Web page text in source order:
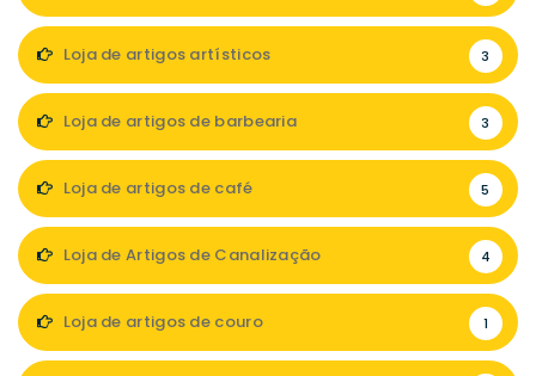
Loja de artigos artísticos 3
Loja de artigos de barbearia 3
Loja de artigos de café 5
Loja de Artigos de Canalização 4
Loja de artigos de couro 1